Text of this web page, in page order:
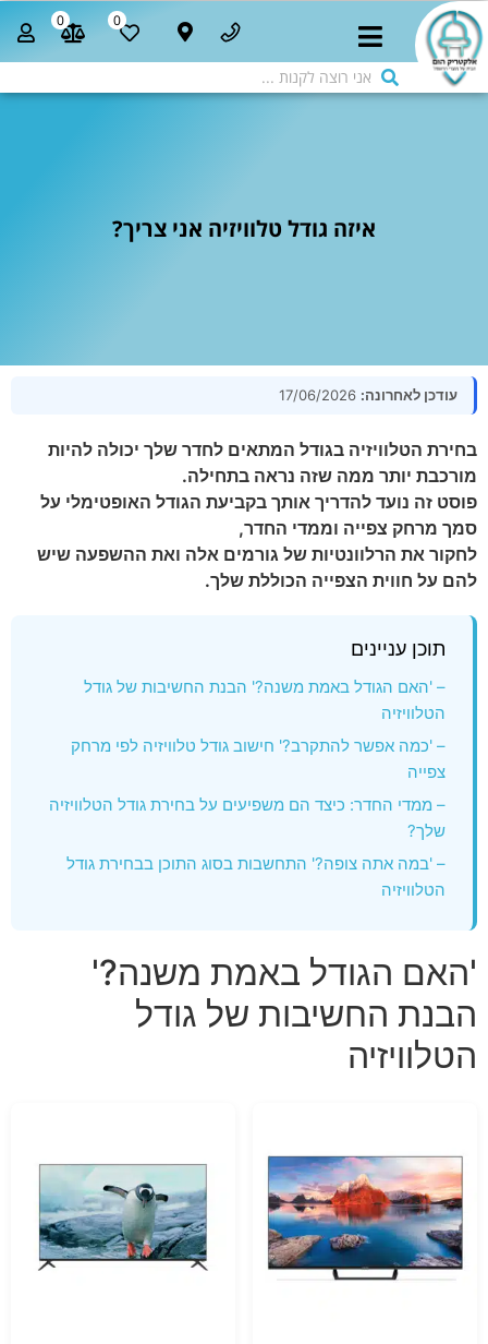
0
0
איזה גודל טלוויזיה אני צריך?
עודכן לאחרונה:
בחירת הטלוויזיה בגודל המתאים לחדר שלך יכולה להיות
מורכבת יותר ממה שזה נראה בתחילה.
פוסט זה נועד להדריך אותך בקביעת הגודל האופטימלי על
סמך מרחק צפייה וממדי החדר,
לחקור את הרלוונטיות של גורמים אלה ואת ההשפעה שיש
להם על חווית הצפייה הכוללת שלך.
תוכן עניינים
– 'האם הגודל באמת משנה?' הבנת החשיבות של גודל
הטלוויזיה
– 'כמה אפשר להתקרב?' חישוב גודל טלוויזיה לפי מרחק
צפייה
– ממדי החדר: כיצד הם משפיעים על בחירת גודל הטלוויזיה
שלך?
– 'במה אתה צופה?' התחשבות בסוג התוכן בבחירת גודל
הטלוויזיה
'האם הגודל באמת משנה?'
הבנת החשיבות של גודל
הטלוויזיה